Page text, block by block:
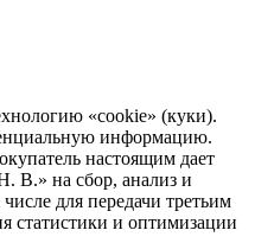
«cookie» (куки).
информацию.
настоящим дает
В.» на сбор, анализ и
для передачи третьим
статистики и оптимизации